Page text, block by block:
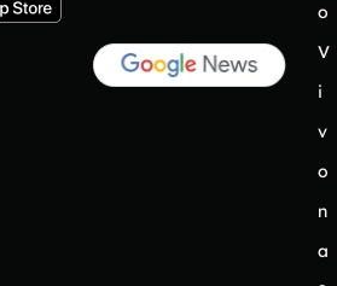
o
V
i
v
o
n
a